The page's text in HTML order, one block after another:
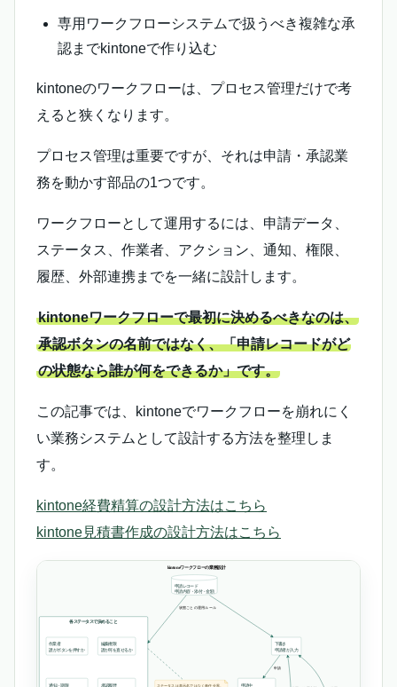
専用ワークフローシステムで扱うべき複雑な承
認までkintoneで作り込む
kintoneのワークフローは、プロセス管理だけで考
えると狭くなります。
プロセス管理は重要ですが、それは申請・承認業
務を動かす部品の1つです。
ワークフローとして運用するには、申請データ、
ステータス、作業者、アクション、通知、権限、
履歴、外部連携までを一緒に設計します。
kintoneワークフローで最初に決めるべきなのは、
承認ボタンの名前ではなく、「申請レコードがど
の状態なら誰が何をできるか」です。
この記事では、kintoneでワークフローを崩れにく
い業務システムとして設計する方法を整理しま
す。
kintone経費精算の設計方法はこちら
kintone見積書作成の設計方法はこちら